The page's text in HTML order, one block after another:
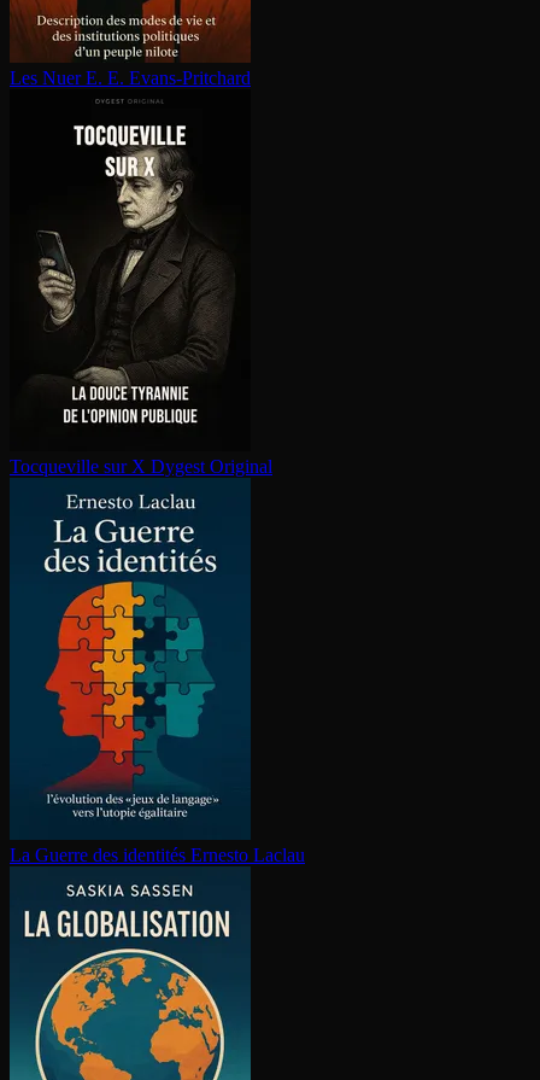
Les Nuer E. E. Evans-Pritchard
Tocqueville sur X Dygest Original
La Guerre des identités Ernesto Laclau